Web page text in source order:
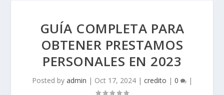
GUÍA COMPLETA PARA
OBTENER PRESTAMOS
PERSONALES EN 2023
Posted by admin | Oct 17, 2024| credito | 0 |